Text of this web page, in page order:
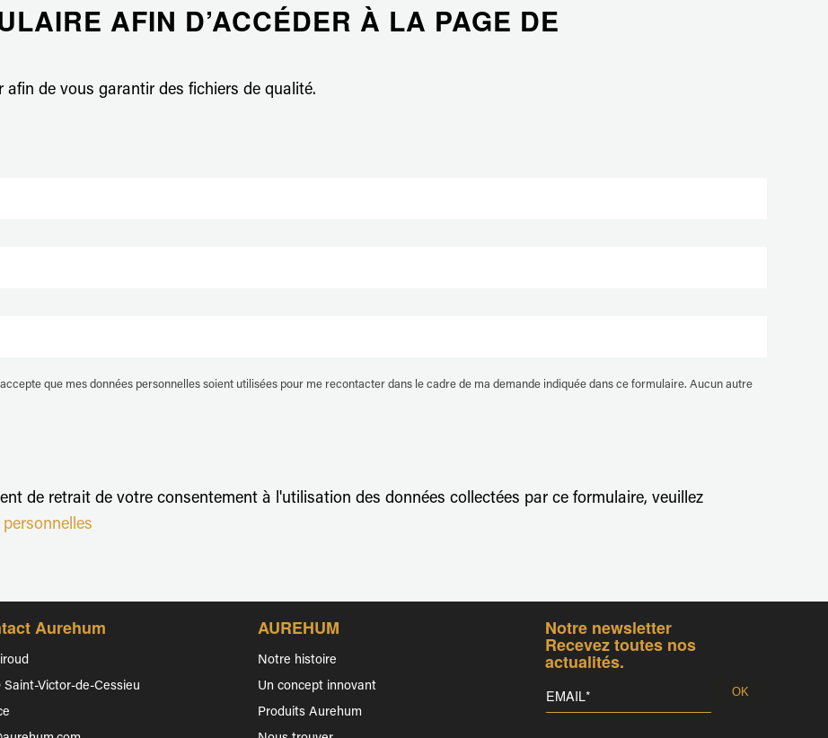
AFIN D’ACCÉDER À LA PAGE DE
de vous garantir des fichiers de qualité.
que mes données personnelles soient utilisées pour me recontacter dans le cadre de ma demande indiquée dans ce formulaire. Aucun autre
de retrait de votre consentement à l'utilisation des données collectées par ce formulaire, veuillez
Aurehum
Saint-Victor-de-Cessieu
AUREHUM
Notre histoire
Un concept innovant
Produits Aurehum
Notre newsletter
Recevez toutes nos
actualités.